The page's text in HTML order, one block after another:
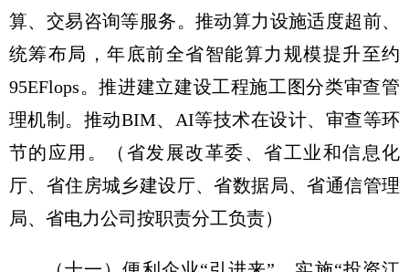
算、交易咨询等服务。推动算力设施适度超前、
统筹布局，年底前全省智能算力规模提升至约
95EFlops。推进建立建设工程施工图分类审查管
理机制。推动BIM、AI等技术在设计、审查等环
节的应用。
（省发展改革委、省工业和信息化
厅、省住房城乡建设厅、省数据局、省通信管理
局、省电力公司按职责分工负责）